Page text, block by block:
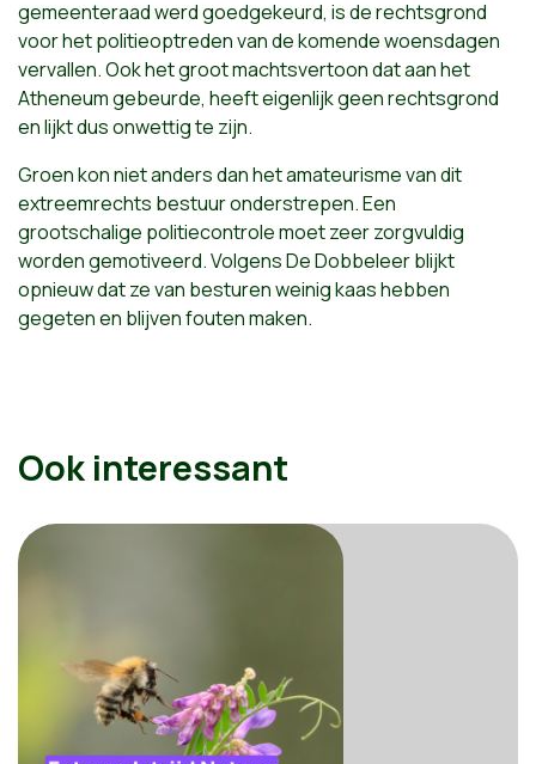
gemeenteraad werd goedgekeurd, is de rechtsgrond
voor het politieoptreden van de komende woensdagen
vervallen. Ook het groot machtsvertoon dat aan het
Atheneum gebeurde, heeft eigenlijk geen rechtsgrond
en lijkt dus onwettig te zijn.
Groen kon niet anders dan het amateurisme van dit
extreemrechts bestuur onderstrepen. Een
grootschalige politiecontrole moet zeer zorgvuldig
worden gemotiveerd. Volgens De Dobbeleer blijkt
opnieuw dat ze van besturen weinig kaas hebben
gegeten en blijven fouten maken.
Ook interessant